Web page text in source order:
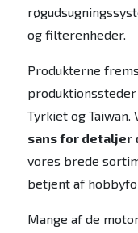
og filterenheder.
Produkterne
produktionssteder
Tyrkiet og
sans for detaljer
vores brede
betjent af
Mange af de